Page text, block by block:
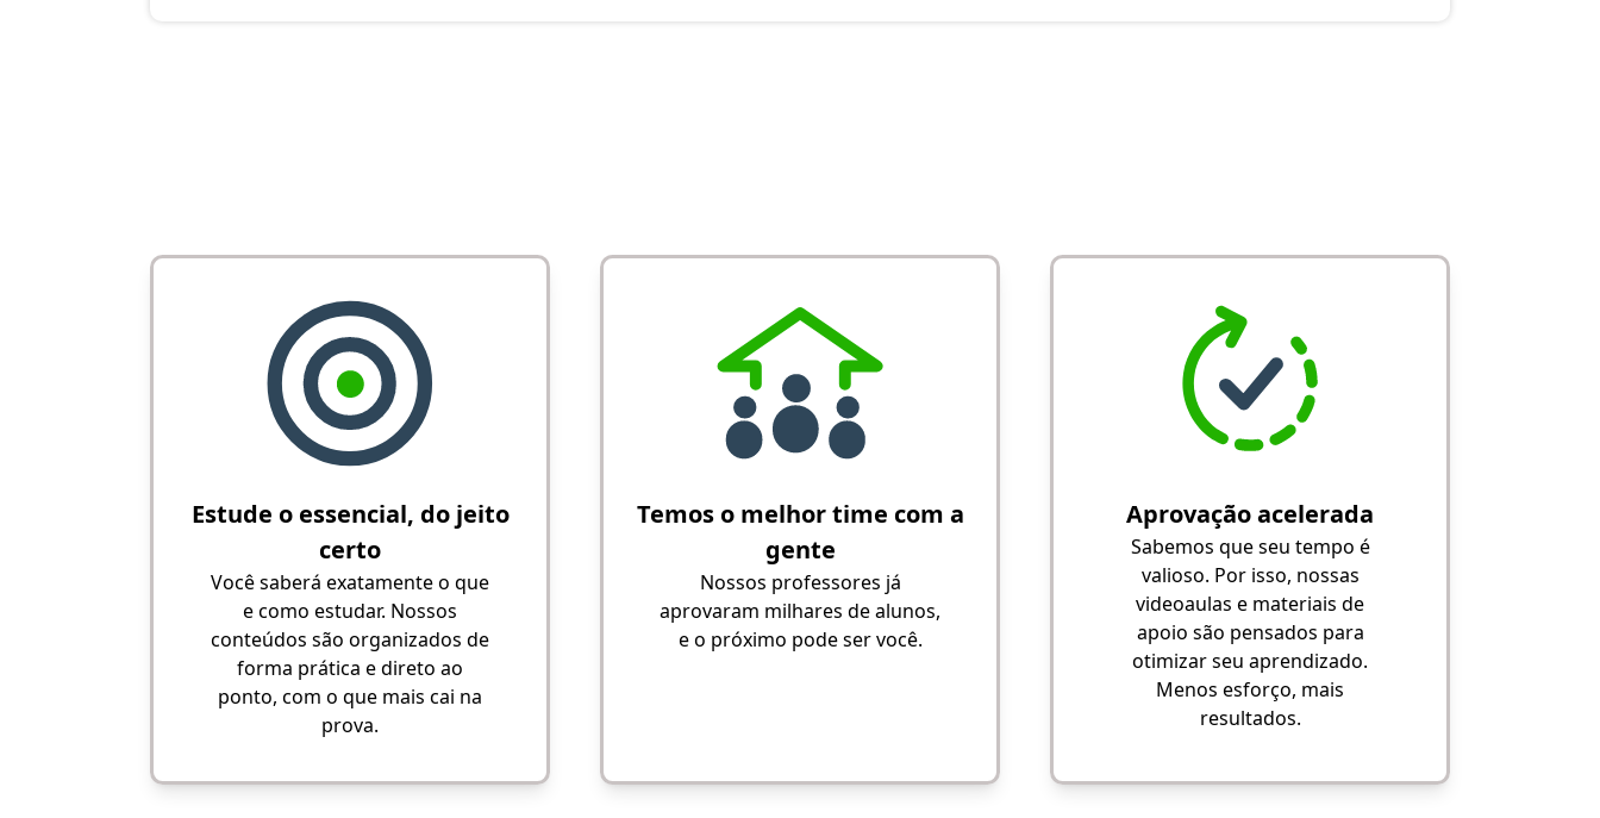
Estude o essencial, do jeito
certo
Você saberá exatamente o que
e como estudar. Nossos
conteúdos são organizados de
forma prática e direto ao
ponto, com o que mais cai na
prova.
Temos o melhor time com a
gente
Nossos professores já
aprovaram milhares de alunos,
e o próximo pode ser você.
Aprovação acelerada
Sabemos que seu tempo é
valioso. Por isso, nossas
videoaulas e materiais de
apoio são pensados para
otimizar seu aprendizado.
Menos esforço, mais
resultados.